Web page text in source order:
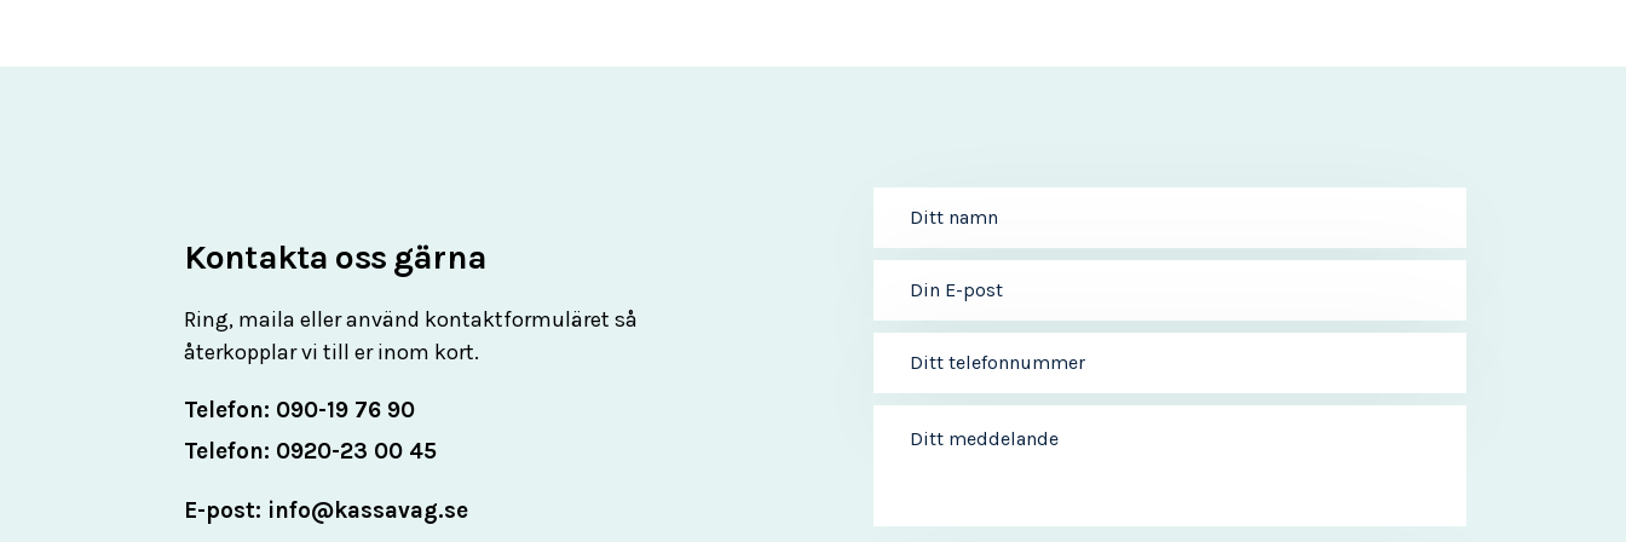
Kontakta oss gärna
Ring, maila eller använd kontaktformuläret så
återkopplar vi till er inom kort.
Telefon: 090-19 76 90
Telefon: 0920-23 00 45
E-post: info@kassavag.se